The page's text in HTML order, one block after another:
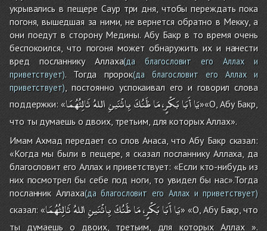
укрывались в пещере Саур три дня, чтобы переждать пока
погоня, вышедшая за ними, не вернется обратно в Мекку, а
они поедут в сторону Медины. Абу Бакр в то время очень
беспокоился, что погоня может обнаружить их и нанести
вред посланнику Аллаха(да благословит его Аллах и
приветствует). Тогда пророк(да благословит его Аллах и
приветствует), постоянно успокаивал его и говорил слова
поддержки: «
يَاأَبَابَكْرٍ،مَاظَنُكَبِاثْنَينِاللهُثَالِثُهُمَا
»«О, Абу Бакр,
что ты думаешь о двоих, третьим, для которых Аллах».
Имам Ахмад передает со слов Анаса, что Абу Бакр сказал:
«Когда мы были в пещере, я сказал посланнику Аллаха, да
благословит его Аллах и приветствует: «Если кто-нибудь из
них посмотрел бы себе под ноги, то увидел бы нас».Тогда
посланник Аллаха(да благословит его Аллах и приветствует)
сказал: « يَاأَبَابَكْرٍ،مَاظَنُكَبِاثْنَينِاللهُثَالِثُهُمَا
» «О, Абу Бакр, что
ты думаешь о двоих, третьим, для которых Аллах ».